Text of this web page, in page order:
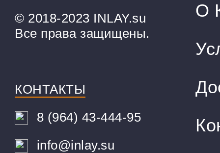
© 2018-2023 INLAY.su
Все права защищены.
КОНТАКТЫ
8 (964) 43-444-95
info@inlay.su
О